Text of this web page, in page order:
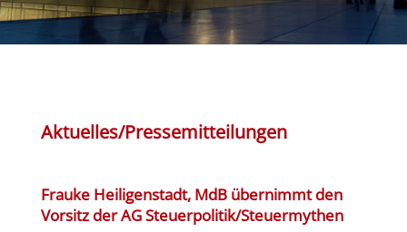
Aktuelles/Pressemitteilungen
Frauke Heiligenstadt, MdB übernimmt den
Vorsitz der AG Steuerpolitik/Steuermythen